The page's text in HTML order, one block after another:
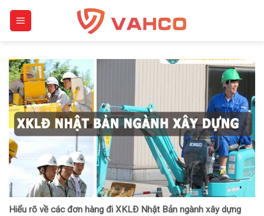
Skip
Hiểu rõ về các đơn hàng đi XKLĐ Nhật Bản ngành xây dựng